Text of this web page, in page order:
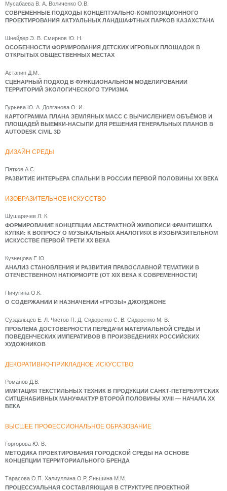
Мусабаева В. А. Воличенко О.В.
СОВРЕМЕННЫЕ ПОДХОДЫ КОНЦЕПТУАЛЬНО-КОМПОЗИЦИОННОГО
ПРОЕКТИРОВАНИЯ АКТУАЛЬНЫХ ЛАНДШАФТНЫХ ПАРКОВ КАЗАХСТАНА
Шнейдер Э. В. Смирнов Ю. Н.
ОСОБЕННОСТИ ФОРМИРОВАНИЯ ДЕТСКИХ ИГРОВЫХ ПЛОЩАДОК В
ОТКРЫТЫХ ОБЩЕСТВЕННЫХ МЕСТАХ
Астанин Д.М.
СЦЕНАРНЫЙ ПОДХОД В ФУНКЦИОНАЛЬНОМ МОДЕЛИРОВАНИИ
ТЕРРИТОРИЙ ЭКОЛОГИЧЕСКОГО ТУРИЗМА
Гурьева Ю. А. Долганова О. И.
КАРТОГРАММА ПЛАНА ЗЕМЛЯНЫХ МАСС С ВЫЧИСЛЕНИЕМ ОБЪЁМОВ И
ПЛОЩАДЕЙ ВЫЕМКИ-НАСЫПИ ДЛЯ РЕШЕНИЯ ГЕНЕРАЛЬНЫХ ПЛАНОВ В
AUTODESK CIVIL 3D
ДИЗАЙН СРЕДЫ
Пятков А.С.
РАЗВИТИЕ ИНТЕРЬЕРА СПАЛЬНИ В РОССИИ ПЕРВОЙ ПОЛОВИНЫ XX ВЕКА
ИЗОБРАЗИТЕЛЬНОЕ ИСКУССТВО
Шушаричев Л. К.
ФОРМИРОВАНИЕ КОНЦЕПЦИИ АБСТРАКТНОЙ ЖИВОПИСИ ФРАНТИШЕКА
КУПКИ: К ВОПРОСУ О МУЗЫКАЛЬНЫХ АНАЛОГИЯХ В ИЗОБРАЗИТЕЛЬНОМ
ИСКУССТВЕ ПЕРВОЙ ТРЕТИ XX ВЕКА
Кузнецова Е.Ю.
АНАЛИЗ СТАНОВЛЕНИЯ И РАЗВИТИЯ ПРАВОСЛАВНОЙ ТЕМАТИКИ В
ОТЕЧЕСТВЕННОМ НАТЮРМОРТЕ (ОТ XIX ВЕКА К СОВРЕМЕННОСТИ)
Пичугина О.К.
О СОДЕРЖАНИИ И НАЗНАЧЕНИИ «ГРОЗЫ» ДЖОРДЖОНЕ
Суздальцев Е. Л. Чистов П. Д. Сидоренко С. В. Сидоренко М. В.
ПРОБЛЕМА ДОСТОВЕРНОСТИ ПЕРЕДАЧИ МАТЕРИАЛЬНОЙ СРЕДЫ И
ПОВЕДЕНЧЕСКИХ ИМПЕРАТИВОВ В ПРОИЗВЕДЕНИЯХ РОССИЙСКИХ
ХУДОЖНИКОВ
ДЕКОРАТИВНО-ПРИКЛАДНОЕ ИСКУССТВО
Романов Д.В.
ИМИТАЦИЯ ТЕКСТИЛЬНЫХ ТЕХНИК В ПРОДУКЦИИ САНКТ-ПЕТЕРБУРГСКИХ
СИТЦЕНАБИВНЫХ МАНУФАКТУР ВТОРОЙ ПОЛОВИНЫ XVIII — НАЧАЛА XX
ВЕКА
ВЫСШЕЕ ПРОФЕССИОНАЛЬНОЕ ОБРАЗОВАНИЕ
Горгорова Ю. В.
МЕТОДИКА ПРОЕКТИРОВАНИЯ ГОРОДСКОЙ СРЕДЫ НА ОСНОВЕ
КОНЦЕПЦИИ ТЕРРИТОРИАЛЬНОГО БРЕНДА
Тарасова О.П. Халиуллина О.Р. Яньшина М.М.
ПРОЦЕССУАЛЬНАЯ СОСТАВЛЯЮЩАЯ В СТРУКТУРЕ ПРОЕКТНОЙ